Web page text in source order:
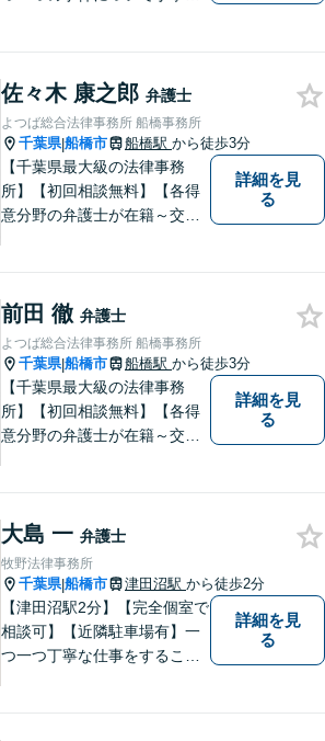
市の牧野法律事務所へお気軽
にご相談下さい。
佐々木 康之郎 弁護士
よつば総合法律事務所 船橋事務所
千葉県|船橋市 船橋駅 から徒歩3分
【千葉県最大級の法律事務
所】【初回相談無料】【各得
意分野の弁護士が在籍～交通
詳細を見
る
前田 徹 弁護士
よつば総合法律事務所 船橋事務所
千葉県|船橋市 船橋駅 から徒歩3分
【千葉県最大級の法律事務
所】【初回相談無料】【各得
意分野の弁護士が在籍～交通
詳細を見
る
大島 一 弁護士
牧野法律事務所
千葉県|船橋市 津田沼駅 から徒歩2分
【津田沼駅2分】【完全個室で
相談可】【近隣駐車場有】一
つ一つ丁寧な仕事をすること
詳細を見
る